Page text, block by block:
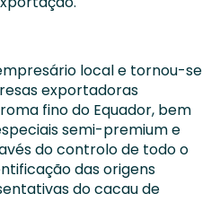
local e tornou-se
exportadoras
fino do Equador, bem
semi-premium e
do controlo de todo o
das origens
do cacau de